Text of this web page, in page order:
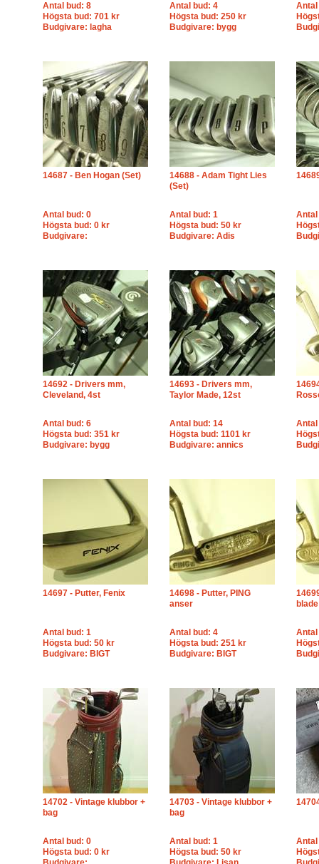
Antal bud: 8
Högsta bud: 701 kr
Budgivare: lagha
Antal bud: 4
Högsta bud: 250 kr
Budgivare: bygg
Antal
14687 - Ben Hogan (Set)
Antal bud: 0
Högsta bud: 0 kr
Budgivare:
14688 - Adam Tight Lies
(Set)
Antal bud: 1
Högsta bud: 50 kr
Budgivare: Adis
Antal
14692 - Drivers mm,
Cleveland, 4st
Antal bud: 6
Högsta bud: 351 kr
Budgivare: bygg
14693 - Drivers mm,
Taylor Made, 12st
Antal bud: 14
Högsta bud: 1101 kr
Budgivare: annics
Antal
14697 - Putter, Fenix
Antal bud: 1
Högsta bud: 50 kr
Budgivare: BIGT
14698 - Putter, PING
anser
Antal bud: 4
Högsta bud: 251 kr
Budgivare: BIGT
blade
Antal
14702 - Vintage klubbor +
bag
Antal bud: 0
Högsta bud: 0 kr
14703 - Vintage klubbor +
bag
Antal bud: 1
Högsta bud: 50 kr
Antal